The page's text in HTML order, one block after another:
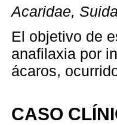
Acaridae,
El objetivo de
anafilaxia por
ácaros,
CASO